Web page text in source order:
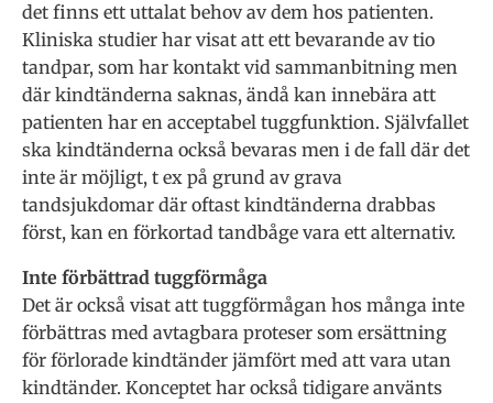
det finns ett uttalat behov av dem hos patienten.
Kliniska studier har visat att ett bevarande av tio
tandpar, som har kontakt vid sammanbitning men
där kindtänderna saknas, ändå kan innebära att
patienten har en acceptabel tuggfunktion. Självfallet
ska kindtänderna också bevaras men i de fall där det
inte är möjligt, t ex på grund av grava
tandsjukdomar där oftast kindtänderna drabbas
först, kan en förkortad tandbåge vara ett alternativ.
Inte förbättrad tuggförmåga
Det är också visat att tuggförmågan hos många inte
förbättras med avtagbara proteser som ersättning
för förlorade kindtänder jämfört med att vara utan
kindtänder. Konceptet har också tidigare använts